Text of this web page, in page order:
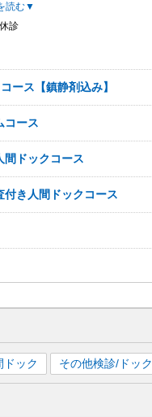
読む▼
診
ース【鎮静剤込み】
コース
間ドックコース
付き人間ドックコース
ドック その他検診/ドック